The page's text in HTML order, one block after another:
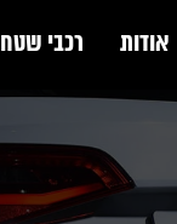
אודות רכבי שטח